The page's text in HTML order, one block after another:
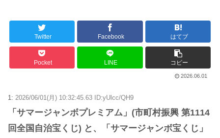
Powered by livedoor 相互RSS
Twitter Facebook はてブ
Pocket LINE コピー
2026.06.01
1: 2026/06/01(月) 10:32:45.63 ID:yUlcc/QH9
「サマージャンボプレミアム」(市町村振興 第1114
回全国自治宝くじ) と、「サマージャンボ宝くじ」